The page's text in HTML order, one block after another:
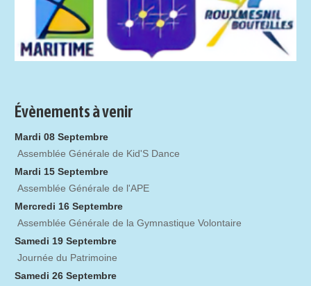
Évènements à venir
Mardi 08 Septembre
Assemblée Générale de Kid'S Dance
Mardi 15 Septembre
Assemblée Générale de l'APE
Mercredi 16 Septembre
Assemblée Générale de la Gymnastique Volontaire
Samedi 19 Septembre
Journée du Patrimoine
Samedi 26 Septembre